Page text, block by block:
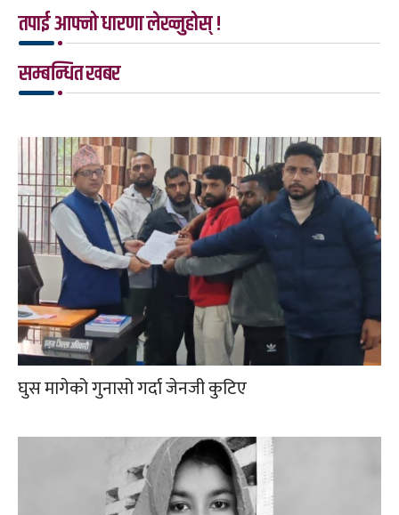
तपाई आफ्नो धारणा लेख्नुहोस् !
सम्बन्धित खबर
घुस मागेको गुनासो गर्दा जेनजी कुटिए